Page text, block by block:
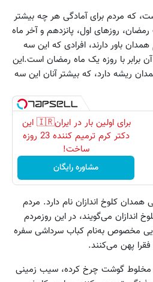
که مردم برای آمادگی هر چه بیشتر
روزهای اول، پانزدهم و آخر ماه
باور دارند، افرادی که این سه
آن برابر با روزه یک ماه رمضان است.این
ریشه دارد، که بیشتر آنان این سه
برای اولین بار در ایران🇮🇷 این
دکتر کرم ترمیم کننده 23 روزه
ساخت!
مشاوره رایگان
همدان کلوخ اندازان نام دارد. مردم
اندازان می‌گویند، در این روزمردم
مخصوص به‌نام کباب سرداشی سفره
فقرا پهن می‌کنند.
مخلوط گوشت چرخ کرده، سیب زمینی